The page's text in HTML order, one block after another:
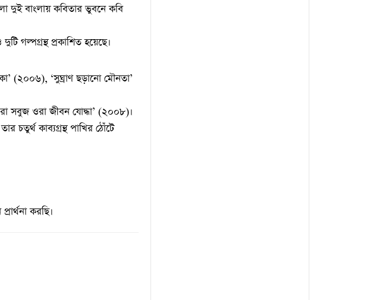
দুই বাংলায় কবিতার ভুবনে কবি
গল্পগ্রন্থ প্রকাশিত হয়েছে।
(২০০৬), ‘সুঘ্রাণ ছড়ানো মৌনতা’
সবুজ ওরা জীবন যোদ্ধা’ (২০০৮)।
চতুর্থ কাব্যগ্রন্থ পাখির ঠোঁটে
করছি।